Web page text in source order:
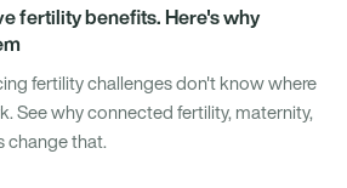
fertility benefits. Here's why
fertility challenges don't know where
See why connected fertility, maternity,
change that.